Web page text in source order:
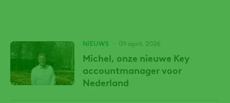
NIEUWS 09 april, 2026
Michel, onze nieuwe Key
accountmanager voor
Nederland